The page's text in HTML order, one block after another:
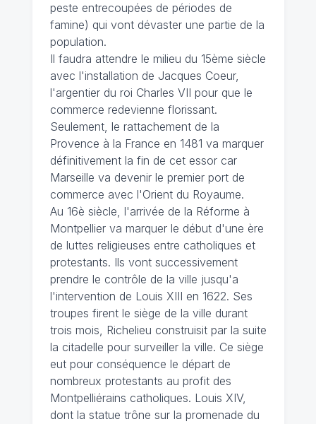
peste entrecoupées de périodes de
famine) qui vont dévaster une partie de la
population.
Il faudra attendre le milieu du 15ème siècle
avec l'installation de Jacques Coeur,
l'argentier du roi Charles VII pour que le
commerce redevienne florissant.
Seulement, le rattachement de la
Provence à la France en 1481 va marquer
définitivement la fin de cet essor car
Marseille va devenir le premier port de
commerce avec l'Orient du Royaume.
Au 16è siècle, l'arrivée de la Réforme à
Montpellier va marquer le début d'une ère
de luttes religieuses entre catholiques et
protestants. Ils vont successivement
prendre le contrôle de la ville jusqu'a
l'intervention de Louis XIII en 1622. Ses
troupes firent le siège de la ville durant
trois mois, Richelieu construisit par la suite
la citadelle pour surveiller la ville. Ce siège
eut pour conséquence le départ de
nombreux protestants au profit des
Montpelliérains catholiques. Louis XIV,
dont la statue trône sur la promenade du